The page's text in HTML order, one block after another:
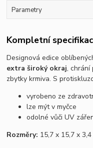
Parametry
Kompletní
Designová edice
extra široký okraj, chrání
zbytky krmiva. S
vyrobeno ze
lze mýt v myčce
odolné vůči UV
Rozměry: 15,7 x 15,7 x 3,4